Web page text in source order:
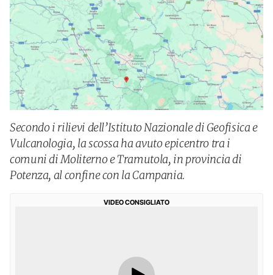
Secondo i rilievi dell’Istituto Nazionale di Geofisica e
Vulcanologia, la scossa ha avuto epicentro tra i
comuni di Moliterno e Tramutola, in provincia di
Potenza, al confine con la Campania.
VIDEO CONSIGLIATO